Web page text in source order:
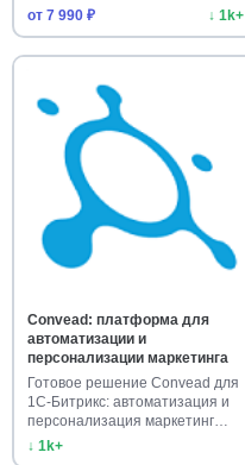
от 7 990 ₽
↓ 1k+
Convead: платформа для
автоматизации и
персонализации маркетинга
Готовое решение Convead для
1С-Битрикс: автоматизация и
персонализация маркетинг…
↓ 1k+